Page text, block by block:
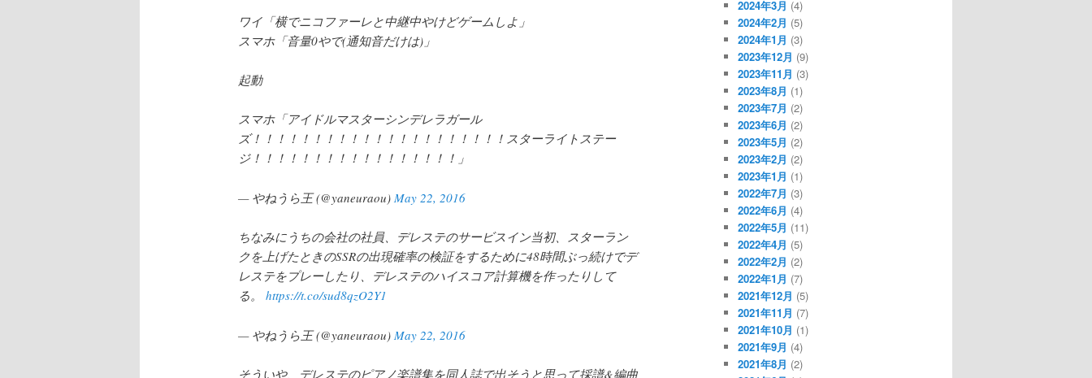
ワイ「横でニコファーレと中継中やけどゲームしよ」
スマホ「音量0やで(通知音だけは)」
起動
スマホ「アイドルマスターシンデレラガール
ズ！！！！！！！！！！！！！！！！！！！！！スターライトステー
ジ！！！！！！！！！！！！！！！！！」
— やねうら王 (@yaneuraou) May 22, 2016
ちなみにうちの会社の社員、デレステのサービスイン当初、スターラン
クを上げたときのSSRの出現確率の検証をするために48時間ぶっ続けでデ
レステをプレーしたり、デレステのハイスコア計算機を作ったりして
る。 https://t.co/sud8qzO2Y1
— やねうら王 (@yaneuraou) May 22, 2016
そういや、デレステのピアノ楽譜集を同人誌で出そうと思って採譜&編曲
2024年3月 (4)
2024年2月 (5)
2024年1月 (3)
2023年12月 (9)
2023年11月 (3)
2023年8月 (1)
2023年7月 (2)
2023年6月 (2)
2023年5月 (2)
2023年2月 (2)
2023年1月 (1)
2022年7月 (3)
2022年6月 (4)
2022年5月 (11)
2022年4月 (5)
2022年2月 (2)
2022年1月 (7)
2021年12月 (5)
2021年11月 (7)
2021年10月 (1)
2021年9月 (4)
2021年8月 (2)